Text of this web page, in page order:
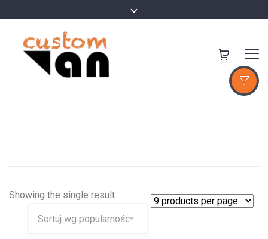
Showing the single result